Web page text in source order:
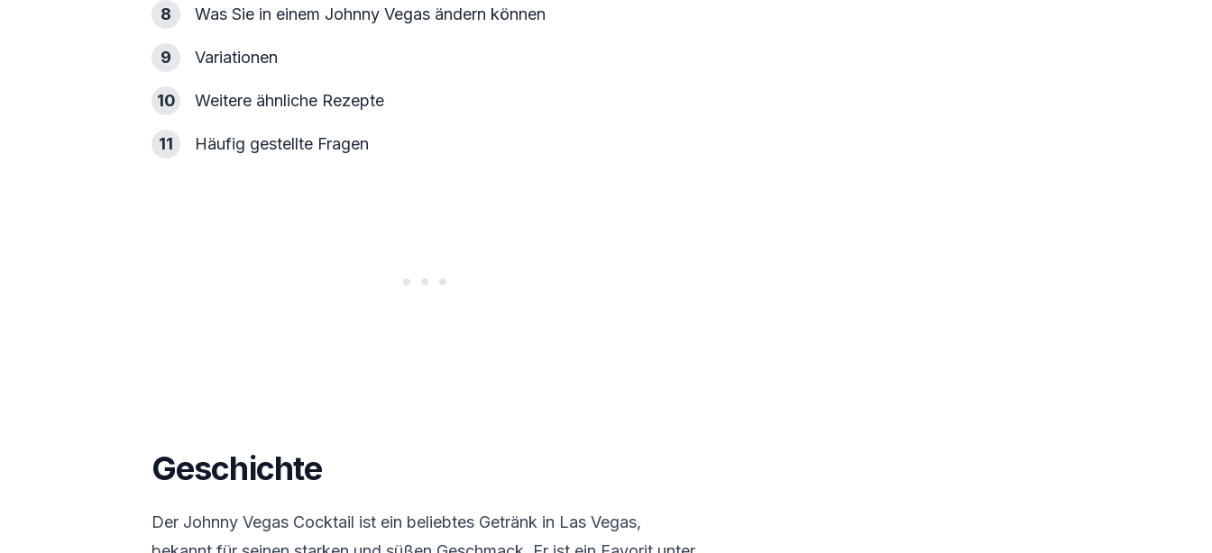
8 Was Sie in einem Johnny Vegas ändern können
9 Variationen
10 Weitere ähnliche Rezepte
11 Häufig gestellte Fragen
Geschichte
Der Johnny Vegas Cocktail ist ein beliebtes Getränk in Las Vegas,